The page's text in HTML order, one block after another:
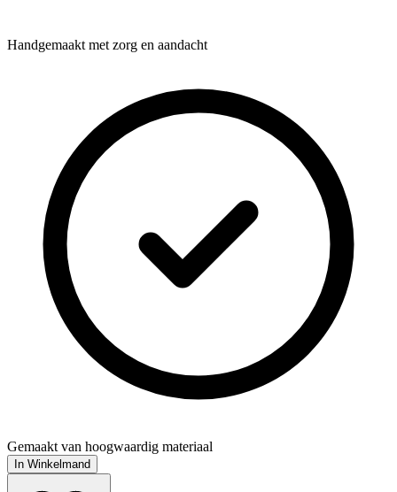
Handgemaakt met zorg en aandacht
Gemaakt van hoogwaardig materiaal
In Winkelmand